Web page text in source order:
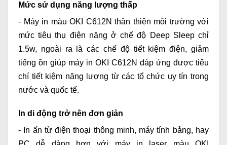
Mức sử dụng năng lượng thấp
- Máy in màu OKI C612N thân thiện môi trường với
mức tiêu thụ điện năng ở chế độ Deep Sleep chỉ
1.5w, ngoài ra là các chế độ tiết kiệm điện, giảm
tiếng ồn giúp máy in OKI C612N đáp ứng được tiêu
chí tiết kiệm năng lượng từ các tổ chức uy tín trong
nước và quốc tế.
In di động trở nên đơn giản
- In ấn từ điện thoại thông minh, máy tính bảng, hay